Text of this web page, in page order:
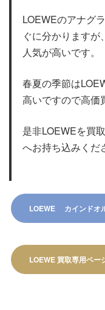
LOEWEのアナグ
ぐに分かりますが
人気が高いです。
春夏の季節は
高いですので高価
是非LOEWEを買
へお持ち込みくだ
LOEWE カインドオ
LOEWE 買取専用ペー